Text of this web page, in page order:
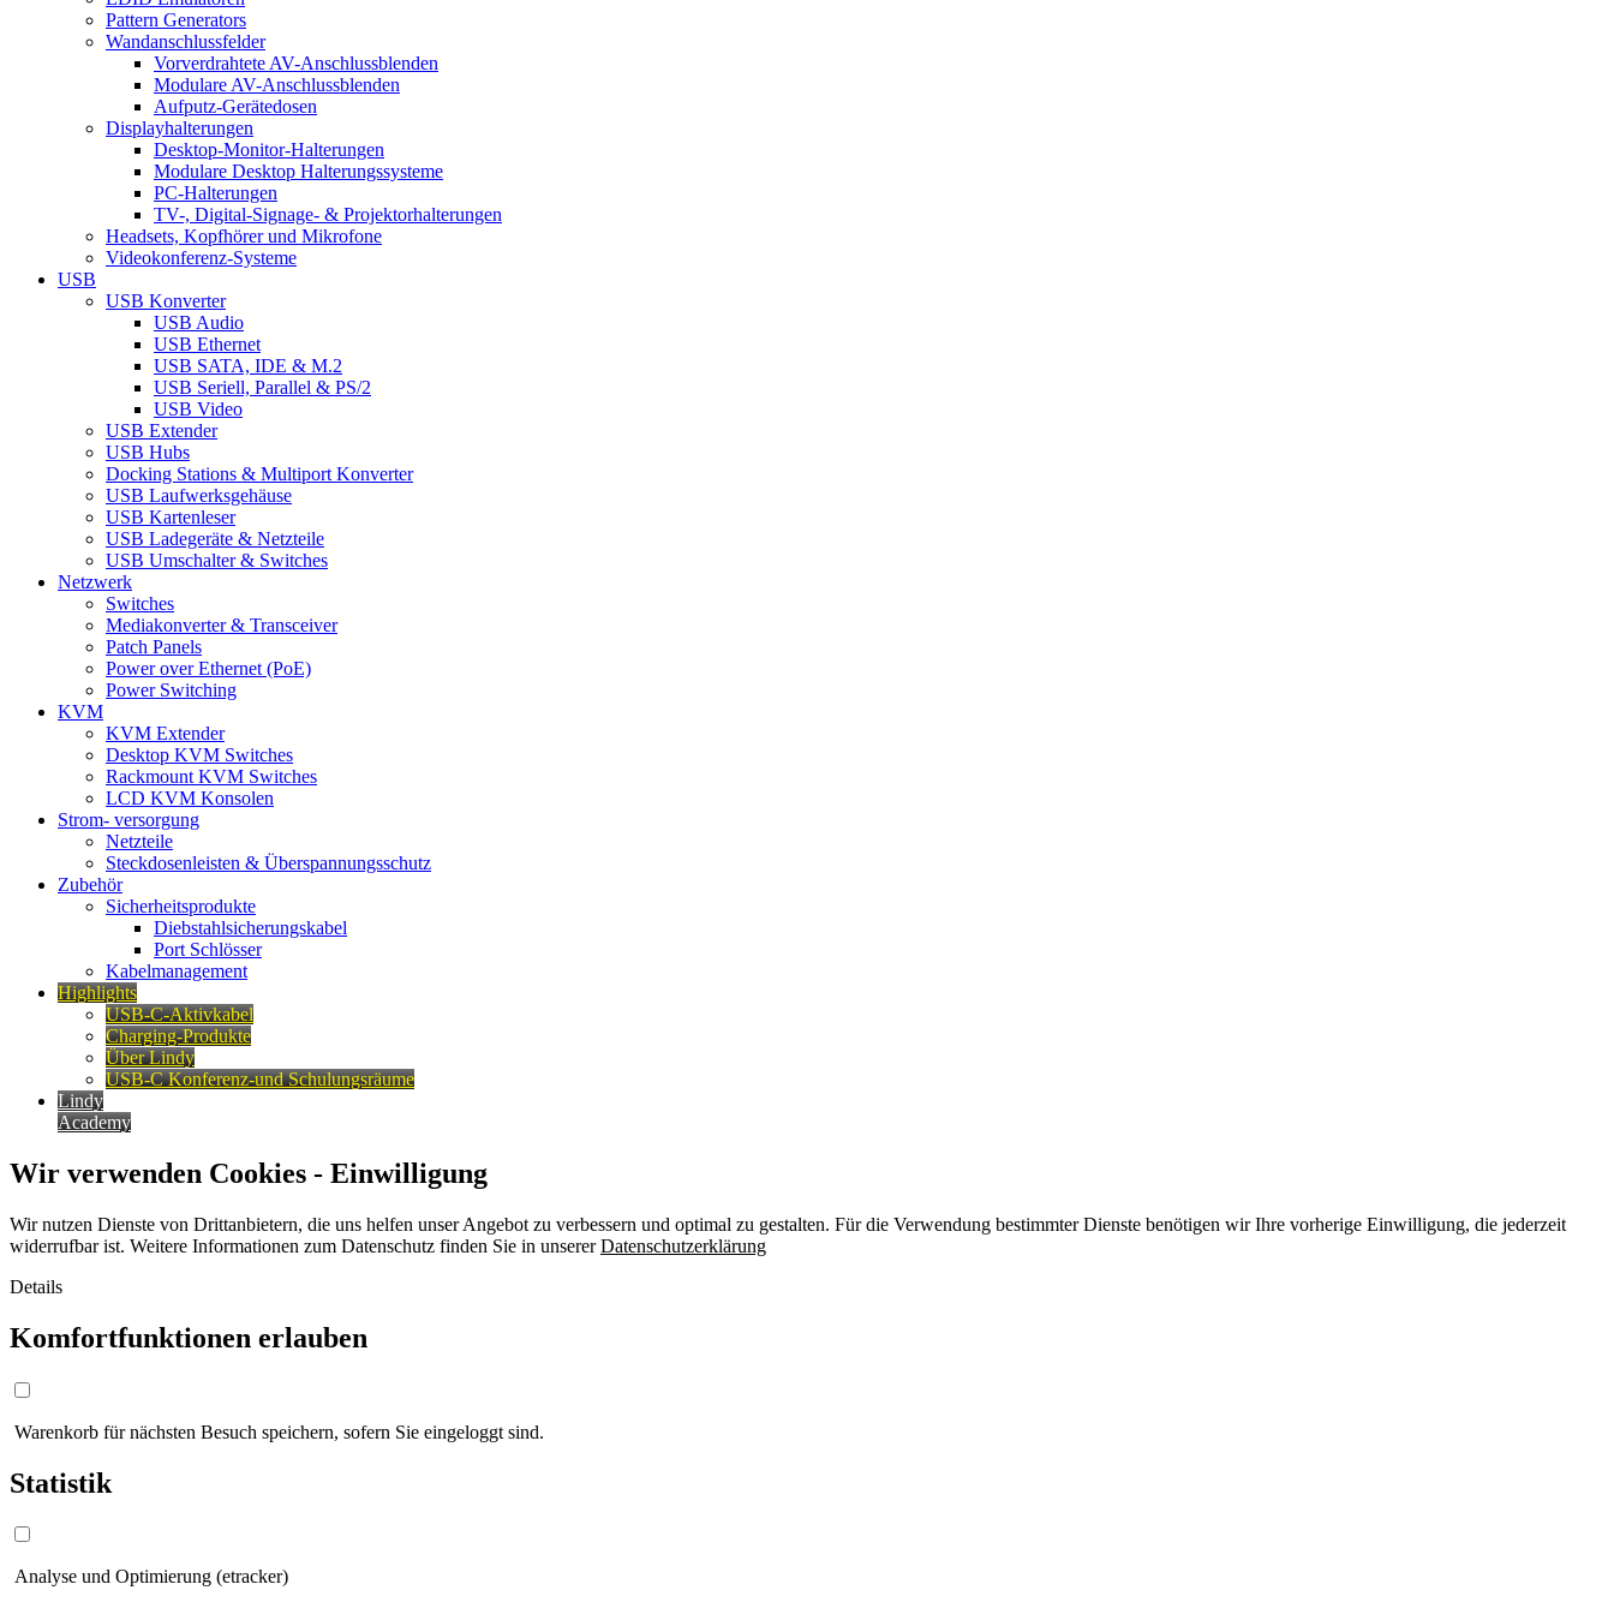
Pattern Generators
Wandanschlussfelder
Vorverdrahtete AV-Anschlussblenden
Modulare AV-Anschlussblenden
Aufputz-Gerätedosen
Displayhalterungen
Desktop-Monitor-Halterungen
Modulare Desktop Halterungssysteme
PC-Halterungen
TV-, Digital-Signage- & Projektorhalterungen
Headsets, Kopfhörer und Mikrofone
Videokonferenz-Systeme
USB
USB Konverter
USB Audio
USB Ethernet
USB SATA, IDE & M.2
USB Seriell, Parallel & PS/2
USB Video
USB Extender
USB Hubs
Docking Stations & Multiport Konverter
USB Laufwerksgehäuse
USB Kartenleser
USB Ladegeräte & Netzteile
USB Umschalter & Switches
Netzwerk
Switches
Mediakonverter & Transceiver
Patch Panels
Power over Ethernet (PoE)
Power Switching
KVM
KVM Extender
Desktop KVM Switches
Rackmount KVM Switches
LCD KVM Konsolen
Strom- versorgung
Netzteile
Steckdosenleisten & Überspannungsschutz
Zubehör
Sicherheitsprodukte
Diebstahlsicherungskabel
Port Schlösser
Kabelmanagement
Highlights
USB-C-Aktivkabel
Charging-Produkte
Über Lindy
USB-C Konferenz-und Schulungsräume
Lindy
Academy
Wir verwenden Cookies - Einwilligung
Wir nutzen Dienste von Drittanbietern, die uns helfen unser Angebot zu verbessern und optimal zu gestalten. Für die Verwendung bestimmter Dienste benötigen wir Ihre vorherige Einwilligung, die jederzeit
widerrufbar ist. Weitere Informationen zum Datenschutz finden Sie in unsererDatenschutzerklärung
Details
Komfortfunktionen erlauben
Warenkorb für nächsten Besuch speichern, sofern Sie eingeloggt sind.
Statistik
Analyse und Optimierung (etracker)